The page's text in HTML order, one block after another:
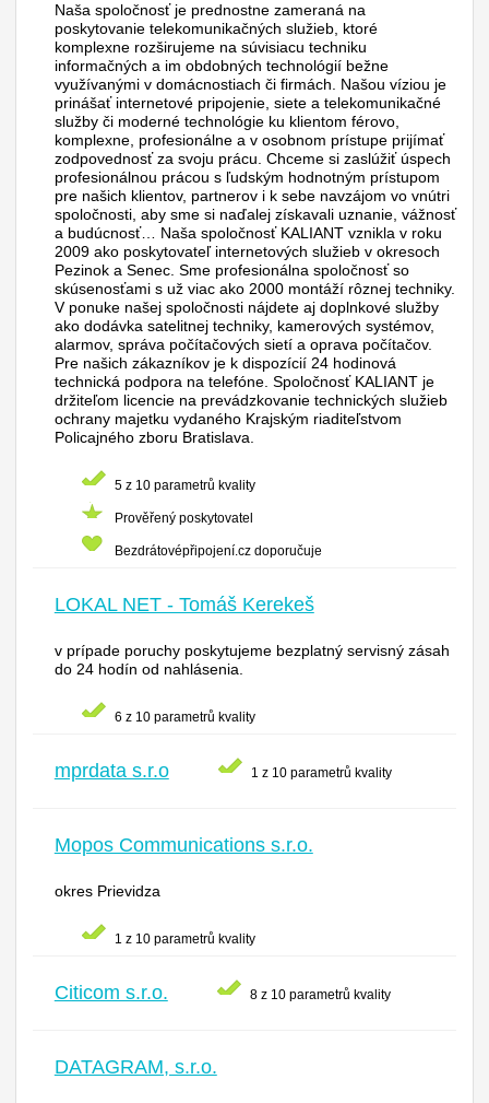
Naša spoločnosť je prednostne zameraná na
poskytovanie telekomunikačných služieb, ktoré
komplexne rozširujeme na súvisiacu techniku
informačných a im obdobných technológií bežne
využívanými v domácnostiach či firmách. Našou víziou je
prinášať internetové pripojenie, siete a telekomunikačné
služby či moderné technológie ku klientom férovo,
komplexne, profesionálne a v osobnom prístupe prijímať
zodpovednosť za svoju prácu. Chceme si zaslúžiť úspech
profesionálnou prácou s ľudským hodnotným prístupom
pre našich klientov, partnerov i k sebe navzájom vo vnútri
spoločnosti, aby sme si naďalej získavali uznanie, vážnosť
a budúcnosť… Naša spoločnosť KALIANT vznikla v roku
2009 ako poskytovateľ internetových služieb v okresoch
Pezinok a Senec. Sme profesionálna spoločnosť so
skúsenosťami s už viac ako 2000 montáží rôznej techniky.
V ponuke našej spoločnosti nájdete aj doplnkové služby
ako dodávka satelitnej techniky, kamerových systémov,
alarmov, správa počítačových sietí a oprava počítačov.
Pre našich zákazníkov je k dispozícií 24 hodinová
technická podpora na telefóne. Spoločnosť KALIANT je
držiteľom licencie na prevádzkovanie technických služieb
ochrany majetku vydaného Krajským riaditeľstvom
Policajného zboru Bratislava.
5 z 10 parametrů kvality
Prověřený poskytovatel
Bezdrátovépřipojení.cz doporučuje
LOKAL NET - Tomáš Kerekeš
v prípade poruchy poskytujeme bezplatný servisný zásah
do 24 hodín od nahlásenia.
6 z 10 parametrů kvality
mprdata s.r.o 1 z 10 parametrů kvality
Mopos Communications s.r.o.
okres Prievidza
1 z 10 parametrů kvality
Citicom s.r.o. 8 z 10 parametrů kvality
DATAGRAM, s.r.o.